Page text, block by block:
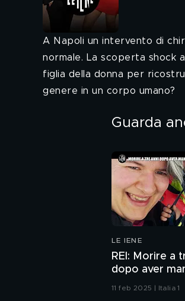
A Napoli un intervento di
normale. La scoperta shock
figlia della donna per
genere in un corpo umano?
Guarda
LE IENE
REI: Morire a
dopo aver
formaggio a
11 feb 2025 | Italia 1